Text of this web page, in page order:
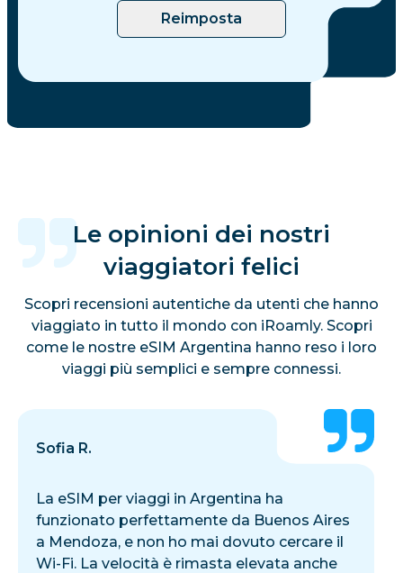
Reimposta
Le opinioni dei nostri
viaggiatori felici
Scopri recensioni autentiche da utenti che hanno
viaggiato in tutto il mondo con iRoamly. Scopri
come le nostre eSIM Argentina hanno reso i loro
viaggi più semplici e sempre connessi.
Sofia R.
La eSIM per viaggi in Argentina ha
funzionato perfettamente da Buenos Aires
a Mendoza, e non ho mai dovuto cercare il
Wi-Fi. La velocità è rimasta elevata anche